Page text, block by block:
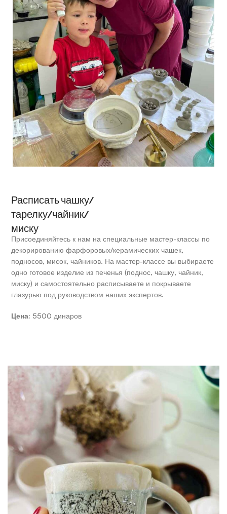
Расписать чашку/
тарелку/чайник/
миску
Присоединяйтесь к нам на специальные мастер-классы по
декорированию фарфоровых/керамических чашек,
подносов, мисок, чайников. На мастер-классе вы выбираете
одно готовое изделие из печенья (поднос, чашку, чайник,
миску) и самостоятельно расписываете и покрываете
глазурью под руководством наших экспертов.
Цена: 5500 динаров